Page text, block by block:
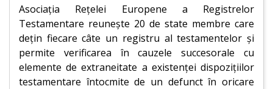
Asociația Rețelei Europene a Registrelor
Testamentare reunește 20 de state membre care
dețin fiecare câte un registru al testamentelor și
permite verificarea în cauzele succesorale cu
elemente de extraneitate a existenței dispozițiilor
testamentare întocmite de un defunct în oricare